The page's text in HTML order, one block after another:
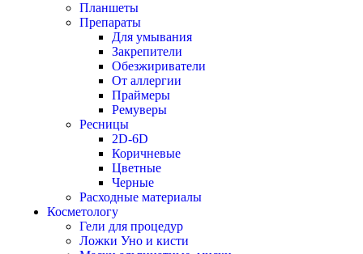
Планшеты
Препараты
Для умывания
Закрепители
Обезжириватели
От аллергии
Праймеры
Ремуверы
Ресницы
2D-6D
Коричневые
Цветные
Черные
Расходные материалы
Косметологу
Гели для процедур
Ложки Уно и кисти